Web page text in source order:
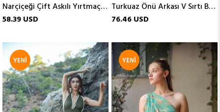
Narçiçeği Çift Askılı Yırtmaçlı İpek Elbise
58.39 USD
Turkuaz Önü Arkası V Sırtı Bağcıklı Elbise
76.46 USD
YENI
ÜRÜN
YENI
ÜRÜN